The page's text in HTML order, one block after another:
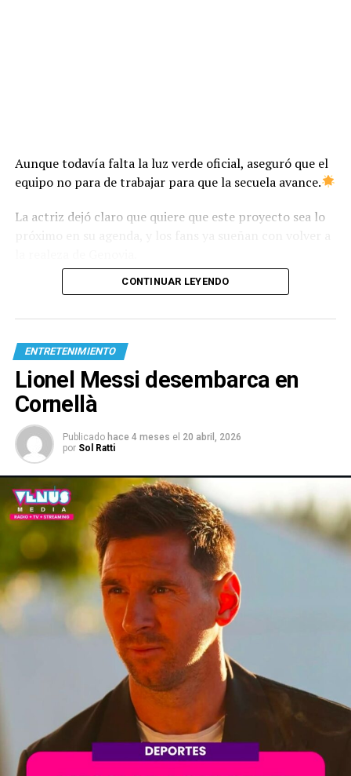
Aunque todavía falta la luz verde oficial, aseguró que el
equipo no para de trabajar para que la secuela avance.
La actriz dejó claro que quiere que este proyecto sea lo
CONTINUAR LEYENDO
ENTRETENIMIENTO
Lionel Messi desembarca en
Cornellà
Publicado hace 4 meses el 20 abril, 2026
por Sol Ratti